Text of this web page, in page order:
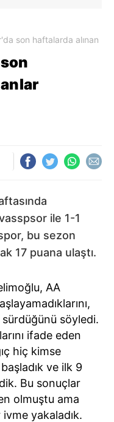
son haftalarda alınan
ile 1-1
bu sezon
17 puana ulaştı.
AA
sürdüğünü söyledi.
ifade eden
hiç kimse
ve ilk 9
Bu sonuçlar
olmuştu ama
yakaladık.